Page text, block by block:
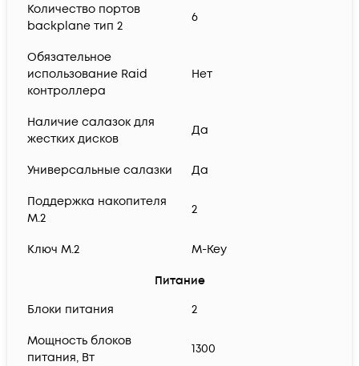
Количество портов
backplane тип 2
6
Обязательное
использование Raid
контроллера
Нет
Наличие салазок для
жестких дисков
Да
Универсальные салазки Да
Поддержка накопителя
M.2
2
Ключ M.2 M-Key
Питание
Блоки питания
2
Мощность блоков
питания, Вт
1300